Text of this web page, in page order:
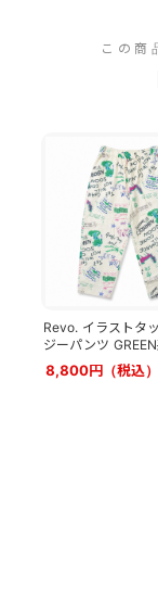
この商
Revo. イラストタ
ジーパンツ
8,800円（税込）